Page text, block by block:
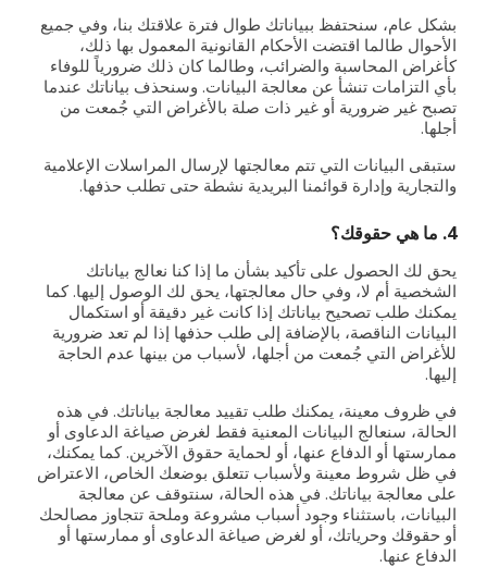
بشكل عام، سنحتفظ ببياناتك طوال فترة علاقتك بنا، وفي جميع
الأحوال طالما اقتضت الأحكام القانونية المعمول بها ذلك،
كأغراض المحاسبة والضرائب، وطالما كان ذلك ضرورياً للوفاء
بأي التزامات تنشأ عن معالجة البيانات. وسنحذف بياناتك عندما
تصبح غير ضرورية أو غير ذات صلة بالأغراض التي جُمعت من
أجلها.
ستبقى البيانات التي تتم معالجتها لإرسال المراسلات الإعلامية
والتجارية وإدارة قوائمنا البريدية نشطة حتى تطلب حذفها.
4. ما هي حقوقك؟
يحق لك الحصول على تأكيد بشأن ما إذا كنا نعالج بياناتك
الشخصية أم لا، وفي حال معالجتها، يحق لك الوصول إليها. كما
يمكنك طلب تصحيح بياناتك إذا كانت غير دقيقة أو استكمال
البيانات الناقصة، بالإضافة إلى طلب حذفها إذا لم تعد ضرورية
للأغراض التي جُمعت من أجلها، لأسباب من بينها عدم الحاجة
إليها.
في ظروف معينة، يمكنك طلب تقييد معالجة بياناتك. في هذه
الحالة، سنعالج البيانات المعنية فقط لغرض صياغة الدعاوى أو
ممارستها أو الدفاع عنها، أو لحماية حقوق الآخرين. كما يمكنك،
في ظل شروط معينة ولأسباب تتعلق بوضعك الخاص، الاعتراض
على معالجة بياناتك. في هذه الحالة، سنتوقف عن معالجة
البيانات، باستثناء وجود أسباب مشروعة وملحة تتجاوز مصالحك
أو حقوقك وحرياتك، أو لغرض صياغة الدعاوى أو ممارستها أو
الدفاع عنها.